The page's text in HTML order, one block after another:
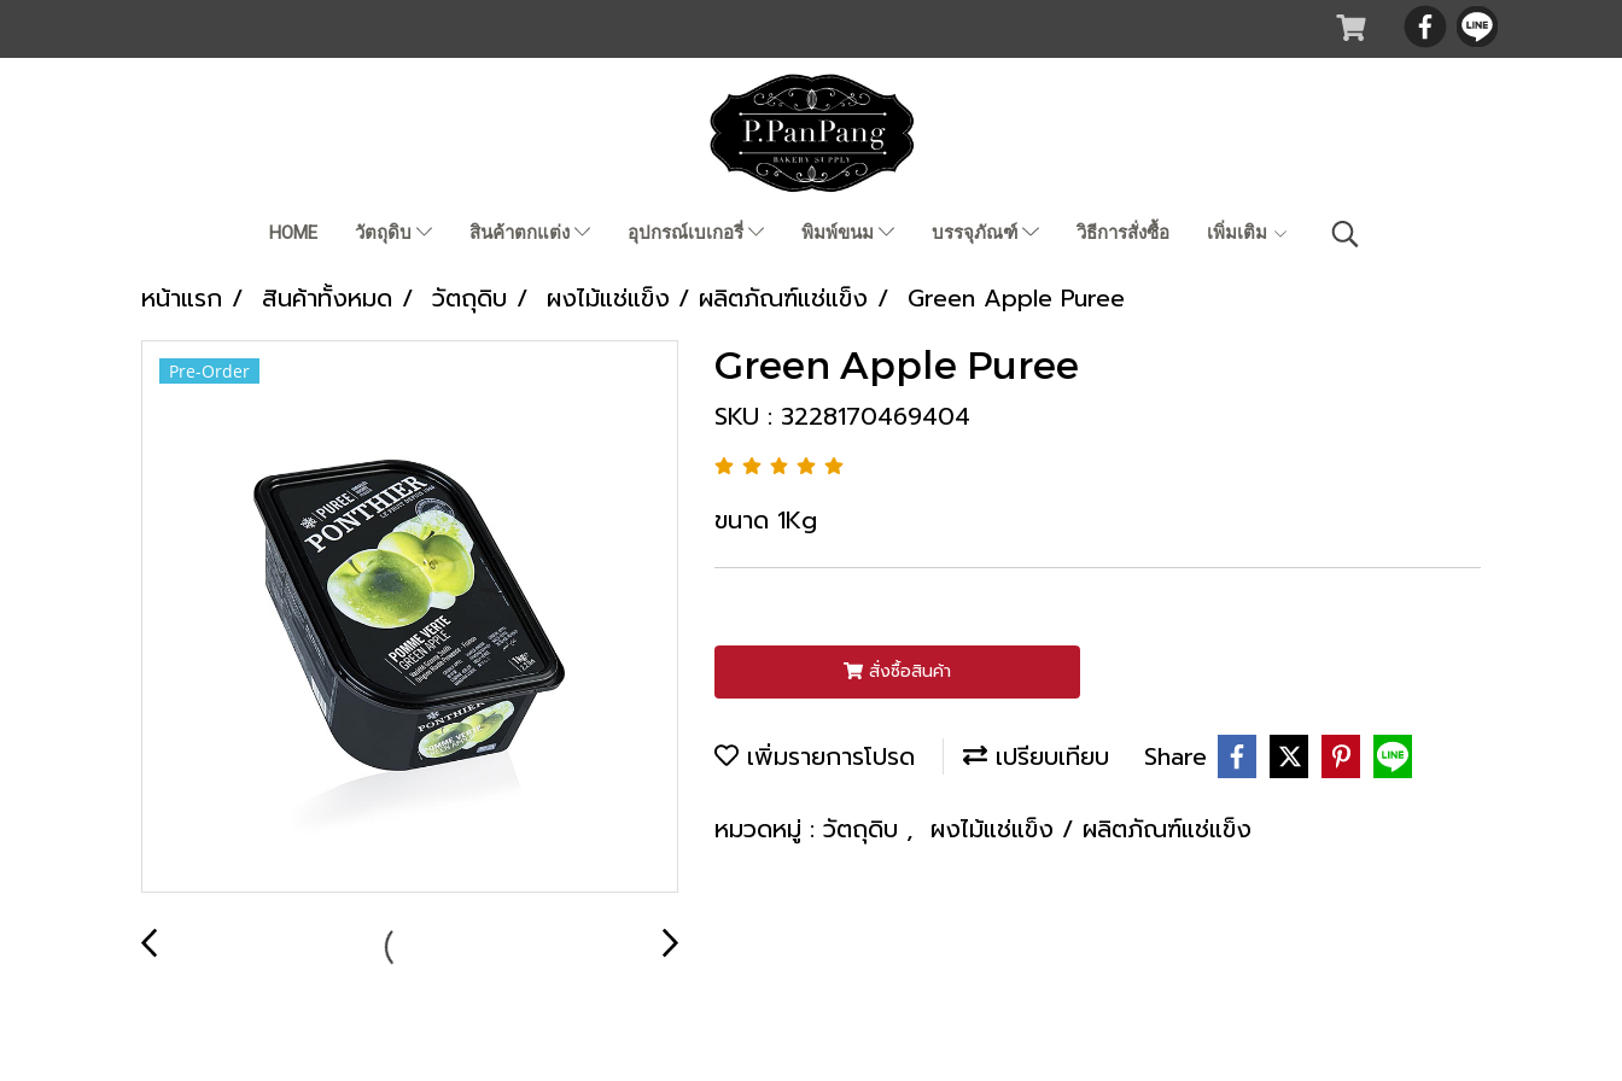
HOME วัตถุดิบ สินค้าตกแต่ง อุปกรณ์เบเกอรี่ พิมพ์ขนม บรรจุภัณฑ์ วิธีการสั่งซื้อ เพิ่มเติม
หน้าแรก สินค้าทั้งหมด วัตถุดิบ ผงไม้แช่แข็ง / ผลิตภัณฑ์แช่แข็ง Green Apple Puree
Pre-Order Green Apple Puree
SKU : 3228170469404
ขนาด 1Kg
สั่งซื้อสินค้า
เพิ่มรายการโปรด เปรียบเทียบ Share
หมวดหมู่ : วัตถุดิบ , ผงไม้แช่แข็ง / ผลิตภัณฑ์แช่แข็ง